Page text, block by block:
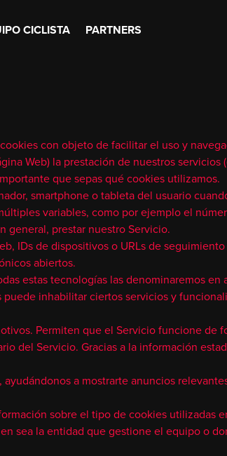
CICLISTA PARTNERS
con objeto de facilitar el uso y
Web) la prestación de nuestros servicios
que sepas qué cookies utilizamos.
smartphone o tableta del usuario
variables, como por ejemplo el
general, prestar nuestro Servicio.
IDs de dispositivos o URLs de
abiertos.
estas tecnologías las denominaremos en
inhabilitar ciertos servicios y
Permiten que el Servicio funcione de
del Servicio. Gracias a la información
a mostrarte anuncios
sobre el tipo de cookies utilizadas
sea la entidad que gestione el equipo o